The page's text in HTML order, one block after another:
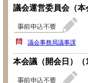
議会運営委員会（本
議会事務局議事課
本会議（開会日）（